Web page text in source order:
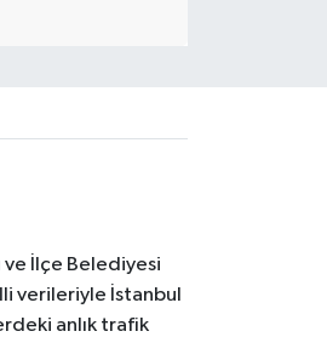
ve İlçe Belediyesi
verileriyle İstanbul
anlık trafik